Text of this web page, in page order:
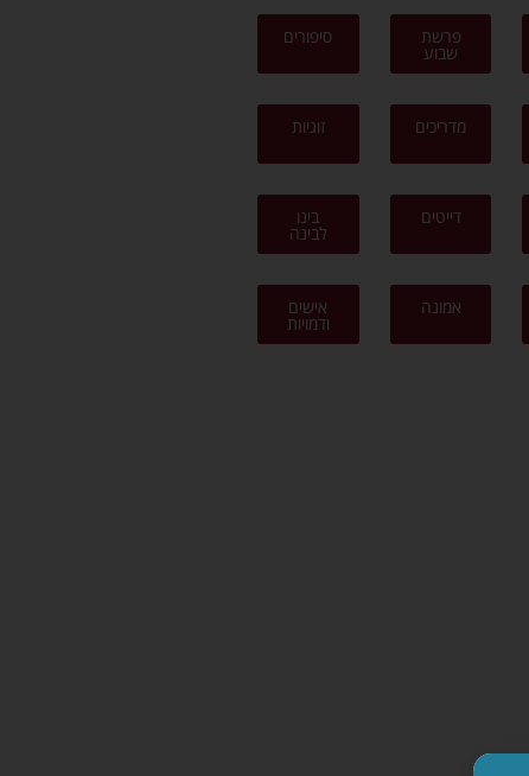
פרשת
שבוע
סיפורים
מדריכים זוגיות
דייטים בינו
לבינה
אמונה אישים
ודמויות